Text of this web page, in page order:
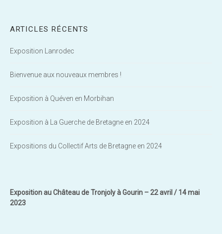
ARTICLES RÉCENTS
Exposition Lanrodec
Bienvenue aux nouveaux membres !
Exposition à Quéven en Morbihan
Exposition à La Guerche de Bretagne en 2024
Expositions du Collectif Arts de Bretagne en 2024
Exposition au Château de Tronjoly à Gourin – 22 avril / 14 mai
2023